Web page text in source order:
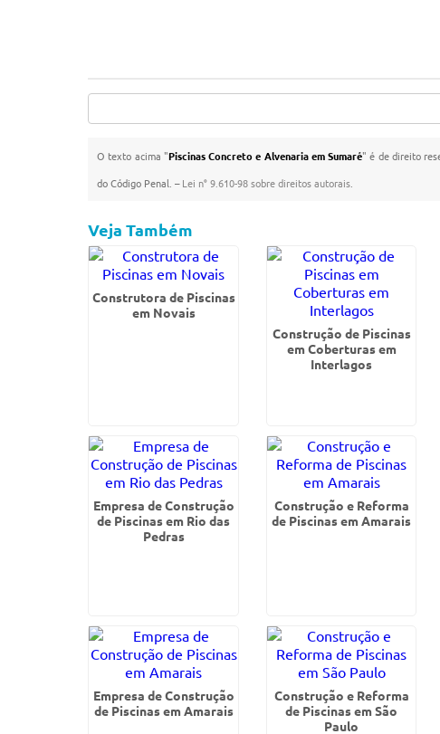
O texto acima "Piscinas Concreto e Alvenaria em Sumaré" é de direito
do Código Penal. –Lei n° 9.610-98 sobre direitos autorais
Veja Também
Construtora de Piscinas
em Novais
Construção de Piscinas
em Coberturas em
Interlagos
Empresa de Construção
de Piscinas em Rio das
Pedras
Construção e Reforma
de Piscinas em Amarais
Empresa de Construção
de Piscinas em Amarais
Construção e Reforma
de Piscinas em São
Paulo